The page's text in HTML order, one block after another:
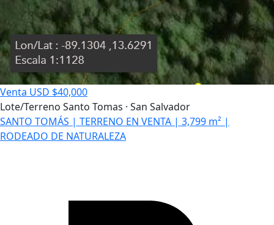
Venta USD $40,000
Lote/Terreno Santo Tomas · San Salvador
SANTO TOMÁS | TERRENO EN VENTA | 3,799 m² |
RODEADO DE NATURALEZA